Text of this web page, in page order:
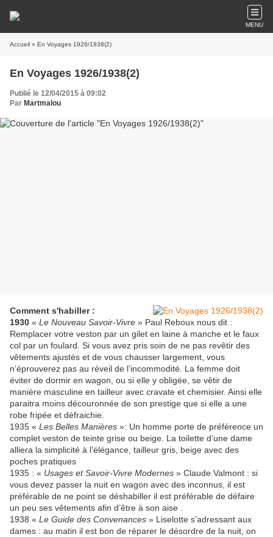
MENU
Accueil » En Voyages 1926/1938(2)
En Voyages 1926/1938(2)
Publié le 12/04/2015 à 09:02
Par Martmalou
Comment s'habiller :
1930 « Le Nouveau Savoir-Vivre » Paul Reboux nous dit :
Remplacer votre veston par un gilet en laine à manche et le faux
col par un foulard. Si vous avez pris soin de ne pas revêtir des
vêtements ajustés et de vous chausser largement, vous
n’éprouverez pas au réveil de l’incommodité. La femme doit
éviter de dormir en wagon, ou si elle y obligée, se vêtir de
manière masculine en tailleur avec cravate et chemisier. Ainsi elle
paraitra moins découronnée de son prestige que si elle a une
robe fripée et défraichie.
1935 « Les Belles Manières »: Un homme porte de préférence un
complet veston de teinte grise ou beige. La toilette d’une dame
alliera la simplicité à l’élégance, tailleur gris, beige avec des
poches pratiques
1935 : « Usages et Savoir-Vivre Modernes » Claude Valmont : si
vous devez passer la nuit en wagon avec des inconnus, il est
préférable de ne point se déshabiller il est préférable de défaire
un peu ses vêtements afin d’être à son aise .
1938 « Le Guide des Convenances » Liselotte s’adressant aux
dames : au matin il est bon de réparer le désordre de la nuit, on